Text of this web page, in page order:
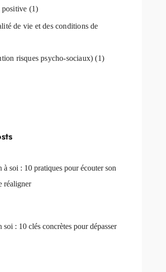
positive (1)
de vie et des conditions de
risques psycho-sociaux) (1)
à soi : 10 pratiques pour écouter son
réaligner
soi : 10 clés concrètes pour dépasser